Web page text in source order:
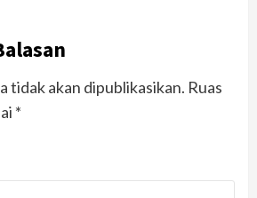
tidak akan dipublikasikan. Ruas
*